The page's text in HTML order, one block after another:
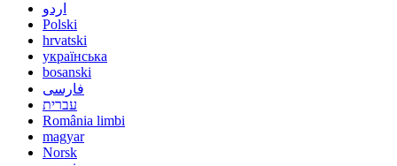
اردو
Polski
hrvatski
українська
bosanski
فارسی
עברית
România limbi
magyar
Norsk